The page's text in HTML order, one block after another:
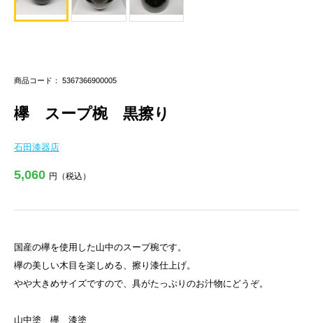
商品コード： 5367366900005
欅 スープ椀 黒擦り
石田漆器店
5,060 円（税込）
国産の欅を使用した山中のスープ椀です。
欅の美しい木目を楽しめる、擦り漆仕上げ。
やや大きめサイズですので、具がたっぷりのお汁物にどうぞ。
山中塗 欅 漆塗